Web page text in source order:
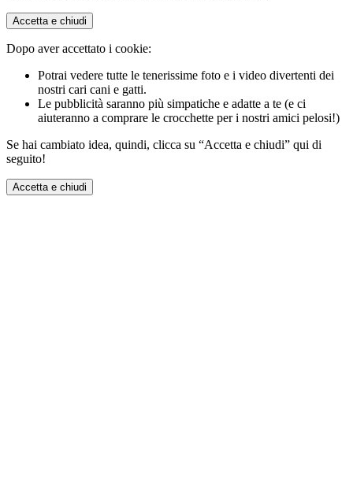
Accetta e chiudi
Dopo aver accettato i cookie:
Potrai vedere tutte le tenerissime foto e i video divertenti dei
nostri cari cani e gatti.
Le pubblicità saranno più simpatiche e adatte a te (e ci
aiuteranno a comprare le crocchette per i nostri amici pelosi!)
Se hai cambiato idea, quindi, clicca su “Accetta e chiudi” qui di
seguito!
Accetta e chiudi